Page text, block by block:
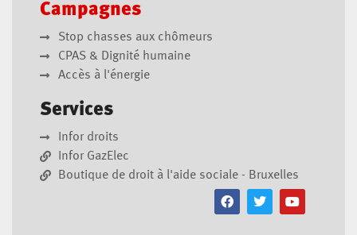
Campagnes
Stop chasses aux chômeurs
CPAS & Dignité humaine
Accès à l'énergie
Services
Infor droits
Infor GazElec
Boutique de droit à l'aide sociale - Bruxelles